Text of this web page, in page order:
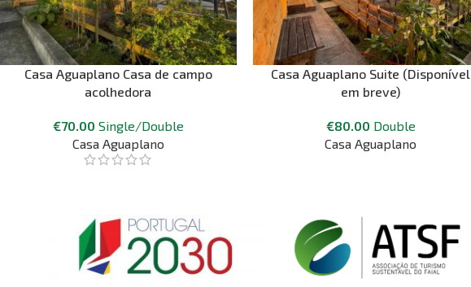
Casa Aguaplano Casa de campo
acolhedora
€70.00 Single/Double
Casa Aguaplano
Casa Aguaplano Suite (Disponível
em breve)
€80.00 Double
Casa Aguaplano